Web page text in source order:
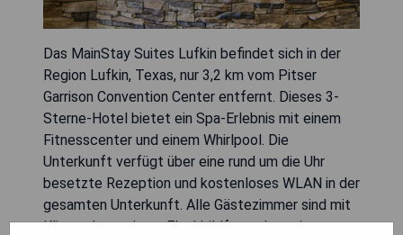
Das MainStay Suites Lufkin befindet sich in der
Region Lufkin, Texas, nur 3,2 km vom Pitser
Garrison Convention Center entfernt. Dieses 3-
Sterne-Hotel bietet ein Spa-Erlebnis mit einem
Fitnesscenter und einem Whirlpool. Die
Unterkunft verfügt über eine rund um die Uhr
besetzte Rezeption und kostenloses WLAN in der
gesamten Unterkunft. Alle Gästezimmer sind mit
Klimaanlage, einem Flachbildfernseher mit